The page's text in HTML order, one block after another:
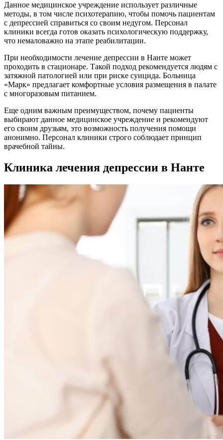
Данное медицинское учреждение использует различные
методы, в том числе психотерапию, чтобы помочь пациентам
с депрессией справиться со своим недугом. Персонал
клиники всегда готов оказать психологическую поддержку,
что немаловажно на этапе реабилитации.
При необходимости лечение депрессии в Нанте может
проходить в стационаре. Такой подход рекомендуется людям с
затяжной патологией или при риске суицида. Больница
«Марк» предлагает комфортные условия размещения в палате
с многоразовым питанием.
Еще одним важным преимуществом, почему пациенты
выбирают данное медицинское учреждение и рекомендуют
его своим друзьям, это возможность получения помощи
анонимно. Персонал клиники строго соблюдает принцип
врачебной тайны.
Клиника лечения депрессии в Нанте